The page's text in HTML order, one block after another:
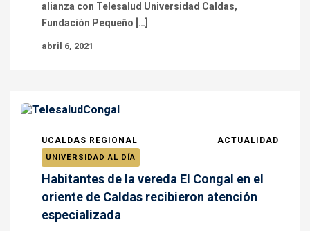
alianza con Telesalud Universidad Caldas,
Fundación Pequeño […]
abril 6, 2021
UCALDAS REGIONAL ACTUALIDAD
UNIVERSIDAD AL DÍA
Habitantes de la vereda El Congal en el
oriente de Caldas recibieron atención
especializada